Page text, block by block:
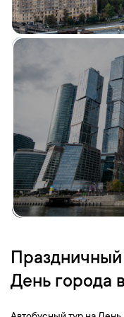
День города